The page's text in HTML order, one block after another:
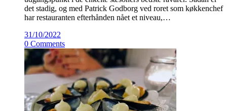
det stadig, og med Patrick Godborg ved roret som køkkenchef
har restauranten efterhånden nået et niveau,…
31/10/2022
0 Comments